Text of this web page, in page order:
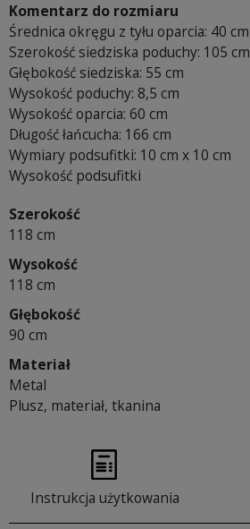
Komentarz do rozmiaru
Średnica okręgu z tyłu oparcia: 40 cm
Szerokość siedziska poduchy: 105 cm
Głębokość siedziska: 55 cm
Wysokość poduchy: 8,5 cm
Wysokość oparcia: 60 cm
Długość łańcucha: 166 cm
Wymiary podsufitki: 10 cm x 10 cm
Wysokość podsufitki
Szerokość
118 cm
Wysokość
118 cm
Głębokość
90 cm
Materiał
Metal
Plusz, materiał, tkanina
Instrukcja użytkowania